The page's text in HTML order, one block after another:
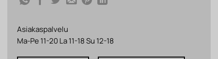
Asiakaspalvelu
Ma-Pe 11-20 La 11-18 Su 12-18